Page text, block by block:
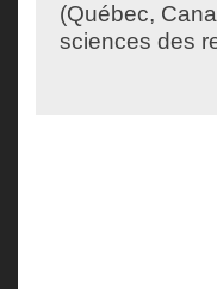
(Québec,
sciences des